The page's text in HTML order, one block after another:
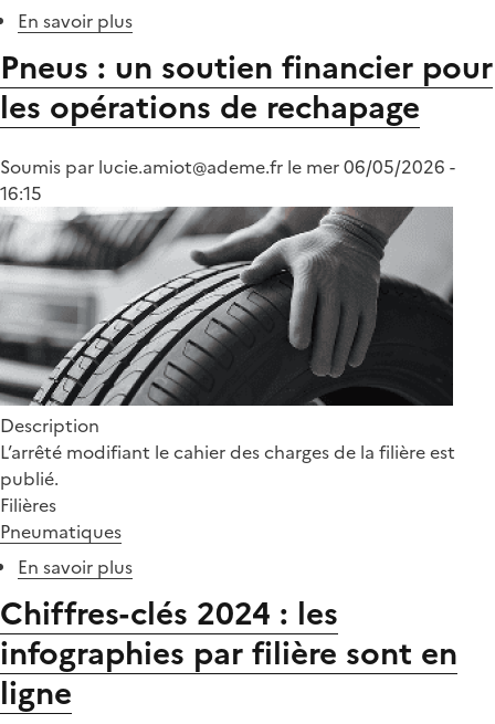
En savoir plus
de
l'arrêté
relatif
données
des
filières
REP
Pneus : un soutien financier pour
les opérations de rechapage
Soumis par lucie.amiot@ademe.fr le mer 06/05/2026 -
16:15
Description
L’arrêté modifiant le cahier des charges de la filière est
publié.
Filières
Pneumatiques
En savoir plus
:
un
soutien
Chiffres-clés 2024 : les
infographies par filière sont en
ligne